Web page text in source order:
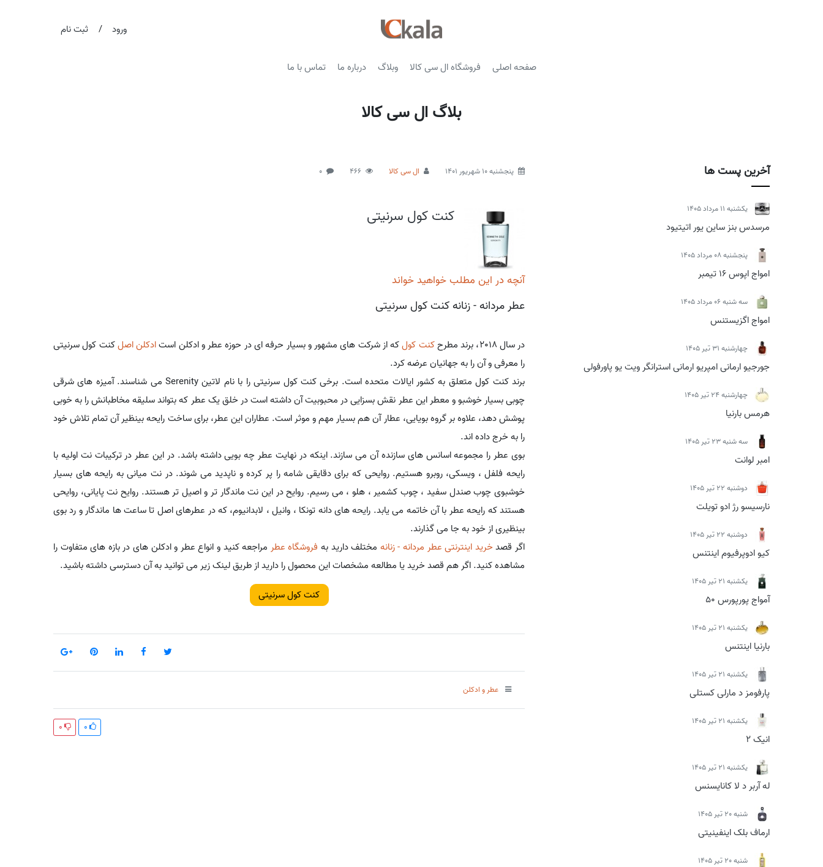
ورود / ثبت نام
صفحه اصلی فروشگاه ال سی کالا وبلاگ درباره ما تماس با ما
بلاگ ال سی کالا
آخرین پست ها
يكشنبه 11 مرداد 1405
مرسدس بنز ساین یور اتیتیود
پنجشنبه 08 مرداد 1405
امواج اپوس 16 تیمبر
سه شنبه 06 مرداد 1405
امواج اگزیستنس
چهارشنبه 31 تیر 1405
جورجیو ارمانی امپریو ارمانی استرانگر ویت یو پاورفولی
چهارشنبه 24 تیر 1405
هرمس بارنیا
سه شنبه 23 تیر 1405
امبر لوانت
دوشنبه 22 تیر 1405
نارسیسو رژ ادو تویلت
دوشنبه 22 تیر 1405
کیو ادوپرفیوم اینتنس
يكشنبه 21 تیر 1405
آمواج پورپورس 50
يكشنبه 21 تیر 1405
بارنیا اینتنس
يكشنبه 21 تیر 1405
پارفومز د مارلی کستلی
يكشنبه 21 تیر 1405
انیک 2
يكشنبه 21 تیر 1405
له آربر د لا کانایسنس
شنبه 20 تیر 1405
ارماف بلک اینفینیتی
شنبه 20 تیر 1405
پنجشنبه 10 شهریور 1401 ال سی کالا 466
0
کنت کول سرنیتی
آنچه در این مطلب خواهید خواند
عطر مردانه - زنانه کنت کول سرنیتی
در سال 2018، برند مطرح کنت کولکه از شرکت های مشهور و بسیار حرفه ای در حوزه عطر و ادکلن استادکلن اصلکنت کول سرنیتی
را معرفی و آن را به جهانیان عرضه کرد.
برند کنت کول متعلق به کشور ایالات متحده است. برخی کنت کول سرنیتی را با نام لاتین Serenity می شناسند. آمیزه های شرقی
چوبی بسیار خوشبو و معطر این عطر نقش بسزایی در محبوبیت آن داشته است در خلق یک عطر که بتواند سلیقه مخاطبانش را به خوبی
پوشش دهد، علاوه بر گروه بویایی، عطار آن هم بسیار مهم و موثر است. عطاران این عطر، برای ساخت رایحه بینظیر آن تمام تلاش خود
را به خرج داده اند.
بوی عطر را مجموعه اسانس های سازنده آن می سازند. اینکه در نهایت عطر چه بویی داشته باشد. در این عطر در ترکیبات نت اولیه با
رایحه فلفل ، ویسکی، روبرو هستیم. روایحی که برای دقایقی شامه را پر کرده و ناپدید می شوند. در نت میانی به رایحه های بسیار
خوشبوی چوب صندل سفید ، چوب کشمیر ، هلو ، می رسیم. روایح در این نت ماندگار تر و اصیل تر هستند. روایح نت پایانی، روایحی
هستند که رایحه عطر با آن خاتمه می یابد. رایحه های دانه تونکا ، وانیل ، لابدانیوم، که در عطرهای اصل تا ساعت ها ماندگار و رد بوی
بینظیری از خود به جا می گذارند.
اگر قصدخرید اینترنتی عطر مردانه - زنانه مختلف دارید به فروشگاه عطر مراجعه کنید و انواع عطر و ادکلن های در بازه های متفاوت را
مشاهده کنید. اگر هم قصد خرید یا مطالعه مشخصات این محصول را دارید از طریق لینک زیر می توانید به آن دسترسی داشته باشید.
کنت کول سرنیتی
عطر و ادکلن